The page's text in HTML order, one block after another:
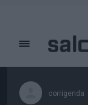
corrigenda